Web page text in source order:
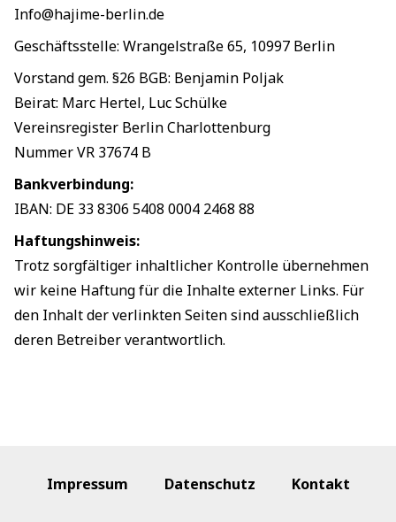
Info@hajime-berlin.de
Geschäftsstelle: Wrangelstraße 65, 10997 Berlin
Vorstand gem. §26 BGB: Benjamin Poljak
Beirat: Marc Hertel, Luc Schülke
Vereinsregister Berlin Charlottenburg
Nummer VR 37674 B
Bankverbindung:
IBAN: DE 33 8306 5408 0004 2468 88
Haftungshinweis:
Trotz sorgfältiger inhaltlicher Kontrolle übernehmen
wir keine Haftung für die Inhalte externer Links. Für
den Inhalt der verlinkten Seiten sind ausschließlich
deren Betreiber verantwortlich.
Impressum Datenschutz Kontakt